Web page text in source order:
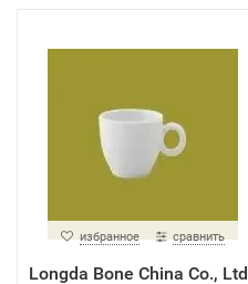
избранное сравнить
Longda Bone China Co., Ltd